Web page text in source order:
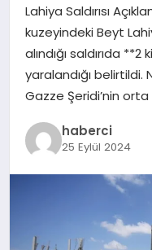
YAŞAM
Lahiya Saldırısı
kuzeyindeki Beyt
alındığı saldırıda
yaralandığı belirtildi.
Gazze Şeridi’nin
haberci
25 Eylül 2024